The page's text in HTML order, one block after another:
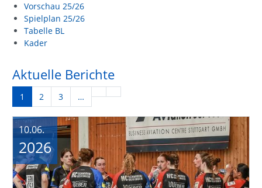
Vorschau 25/26
Spielplan 25/26
Tabelle BL
Kader
Aktuelle Berichte
1 2 3 …
10.06.
2026